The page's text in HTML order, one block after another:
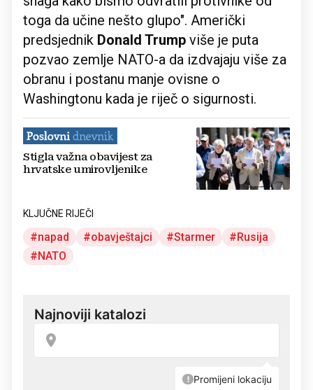
toga da učine nešto glupo". Američki
predsjednik Donald Trump više je puta
pozvao zemlje NATO-a da izdvajaju više za
obranu i postanu manje ovisne o
Washingtonu kada je riječ o sigurnosti.
Stigla važna obavijest za
hrvatske umirovljenike
KLJUČNE RIJEČI
napad obavještajci Starmer
Rusija
NATO